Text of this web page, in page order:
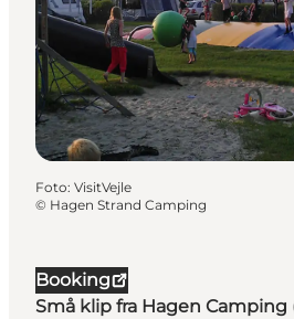
Booking
Små klip fra Hagen Camping
Foto: VisitVejle
© Hagen Strand Camping